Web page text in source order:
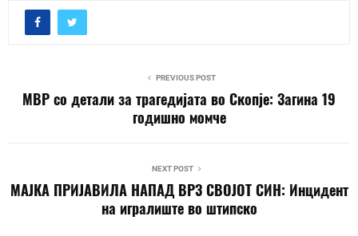
PREVIOUS POST
МВР со детали за трагедијата во Скопје: Загина 19
годишно момче
NEXT POST
МАЈКА ПРИЈАВИЛА НАПАД ВРЗ СВОЈОТ СИН: Инцидент
на игралиште во штипско